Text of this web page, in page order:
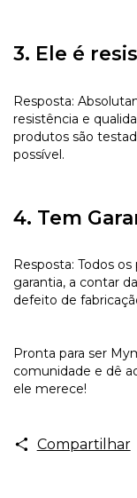
3. Ele é
Resposta:
resistência e
produtos são
possível.
4. Tem
Resposta: Todos
garantia, a contar
defeito de
Pronta para ser
comunidade e dê
ele merece!
Compartilhar